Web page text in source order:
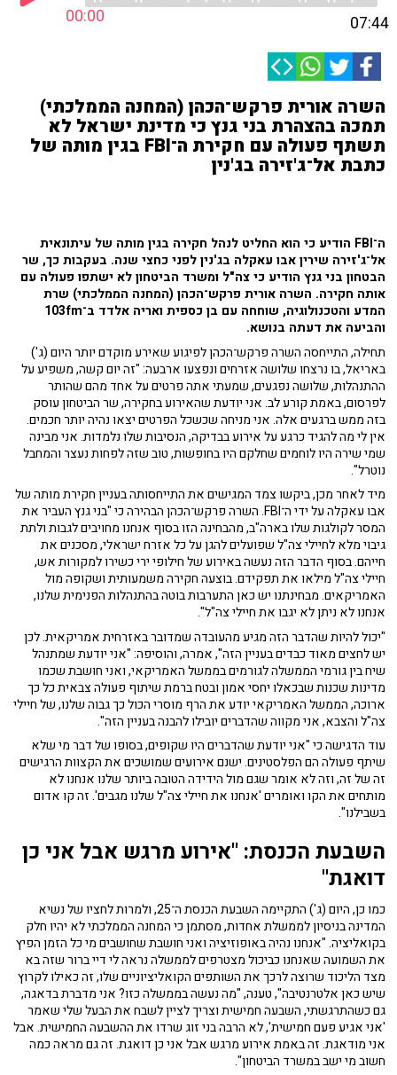
00:00 07:44
השרה אורית פרקש־הכהן (המחנה הממלכתי)
תמכה בהצהרת בני גנץ כי מדינת ישראל לא
תשתף פעולה עם חקירת ה־FBI בגין מותה של
כתבת אל־ג'זירה בג'נין
ה־FBI הודיע כי הוא החליט לנהל חקירה בגין מותה של עיתונאית
אל־ג'זירה שירין אבו עאקלה בג'נין לפני כחצי שנה. בעקבות כך, שר
הבטחון בני גנץ הודיע כי צה"ל ומשרד הביטחון לא ישתפו פעולה עם
אותה חקירה. השרה אורית פרקש־הכהן (המחנה הממלכתי) שרת
המדע והטכנולוגיה, שוחחה עם בן כספית ואריה אלדד ב־103fm
והביעה את דעתה בנושא.
תחילה, התייחסה השרה פרקש־הכהן לפיגוע שאירע מוקדם יותר היום (ג')
באריאל, בו נרצחו שלושה אזרחים ונפצעו ארבעה: "זה יום קשה, משפיע על
ההתנהלות, שלושה נפגעים, שמעתי אתה פרטים על אחד מהם שהותר
לפרסום, באמת קורע לב. אני יודעת שהאירוע בחקירה, שר הביטחון עוסק
בזה ממש ברגעים אלה. אני מניחה שכשכל הפרטים יצאו נהיה יותר חכמים.
אין לי מה להגיד כרגע על אירוע בבדיקה, הנסיבות שלו נלמדות. אני מבינה
שמי שירה היו לוחמים שחלקם היו בחופשות, טוב שזה לפחות נעצר והמחבל
נוטרל".
מיד לאחר מכן, ביקשו צמד המגישים את התייחסותה בעניין חקירת מותה של
אבו עאקלה על ידי ה־FBI. השרה פרקש־הכהן הבהירה כי "בני גנץ העביר את
המסר לקולגות שלו בארה"ב, מהבחינה הזו בסוף אנחנו מחויבים לגבות ולתת
גיבוי מלא לחיילי צה"ל שפועלים להגן על כל אזרח ישראלי, מסכנים את
חייהם. בסוף הדבר הזה נעשה באירוע של חילופי ירי כשירו למקורות אש,
חיילי צה"ל מילאו את תפקידם. בוצעה חקירה משמעותית ושקופה מול
האמריקאים. מבחינתנו יש כאן התערבות בוטה בהתנהלות הפנימית שלנו,
אנחנו לא ניתן לא יגבו את חיילי צה"ל".
"יכול להיות שהדבר הזה מגיע מהעובדה שמדובר באזרחית אמריקאית. לכן
יש לחצים מאוד כבדים בעניין הזה", אמרה, והוסיפה: "אני יודעת שמתנהל
שיח בין גורמי הממשלה לגורמים בממשל האמריקאי, ואני חושבת שכמו
מדינות שכנות שבכאלו יחסי אמון ובטח ברמת שיתוף פעולה צבאית כל כך
ארוכה, הממשל האמריקאי יודע את הרף מוסרי הכול כך גבוה שלנו, של חיילי
צה"ל והצבא, אני מקווה שהדברים יובילו להבנה בעניין הזה".
עוד הדגישה כי "אני יודעת שהדברים היו שקופים, בסופו של דבר מי שלא
שיתף פעולה הם הפלסטינים. ישנם אירועים שמושכים את הקצוות הרגישים
זה של זה, וזה לא אומר שגם מול הידידה הטובה ביותר שלנו אנחנו לא
מותחים את הקו ואומרים 'אנחנו את חיילי צה"ל שלנו מגבים'. זה קו אדום
בשבילנו".
השבעת הכנסת: "אירוע מרגש אבל אני כן
דואגת"
כמו כן,
היום (ג') התקיימה השבעת הכנסת ה־25, ולמרות לחציו של נשיא
המדינה בניסיון לממשלת אחדות, מסתמן כי המחנה הממלכתי לא יהיו חלק
בקואליציה. "אנחנו נהיה באופוזיציה ואני חושבת שחושבים מי כל הזמן הפיץ
את השמועה שאנחנו כביכול מצטרפים לממשלה נראה לי דיי ברור שזה בא
מצד הליכוד שרוצה לרכך את השותפים הקואליציוניים שלו, זה כאילו לקרוץ
שיש כאן אלטרנטיבה", טענה, "מה נעשה בממשלה כזו? אני מדברת בדאגה,
גם כשהתרגשתי, השבעה חמישית וצריך לציין לשבח את הבעל שלי שאמר
'אני אגיע פעם חמישית', לא הרבה בני זוג שרדו את ההשבעה החמישית. אבל
אני מודאגת. זה באמת אירוע מרגש אבל אני כן דואגת. זה גם מראה כמה
חשוב מי ישב במשרד הביטחון".